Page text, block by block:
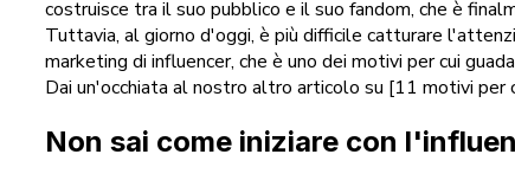
costruisce tra il suo pubblico e il suo fandom, che è
Tuttavia, al giorno d'oggi, è più difficile catturare
marketing di influencer, che è uno dei motivi per cui
Dai un'occhiata al nostro altro articolo su [11 motivi
Non sai come iniziare con